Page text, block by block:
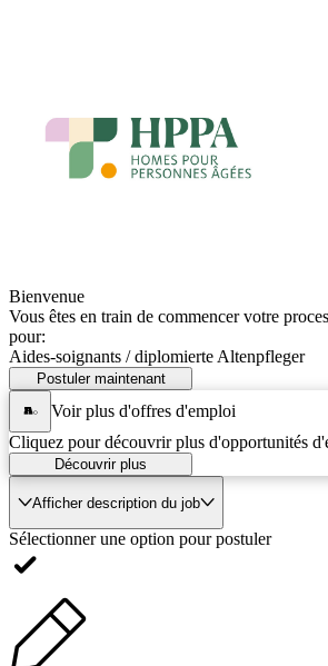
Bienvenue
Vous êtes en train de commencer votre
pour:
Aides-soignants / diplomierte Altenpfleger
Postuler maintenant
Voir plus d'offres d'emploi
Cliquez pour découvrir plus d'opportunités
Découvrir plus
Afficher description du job
Sélectionner une option pour postuler